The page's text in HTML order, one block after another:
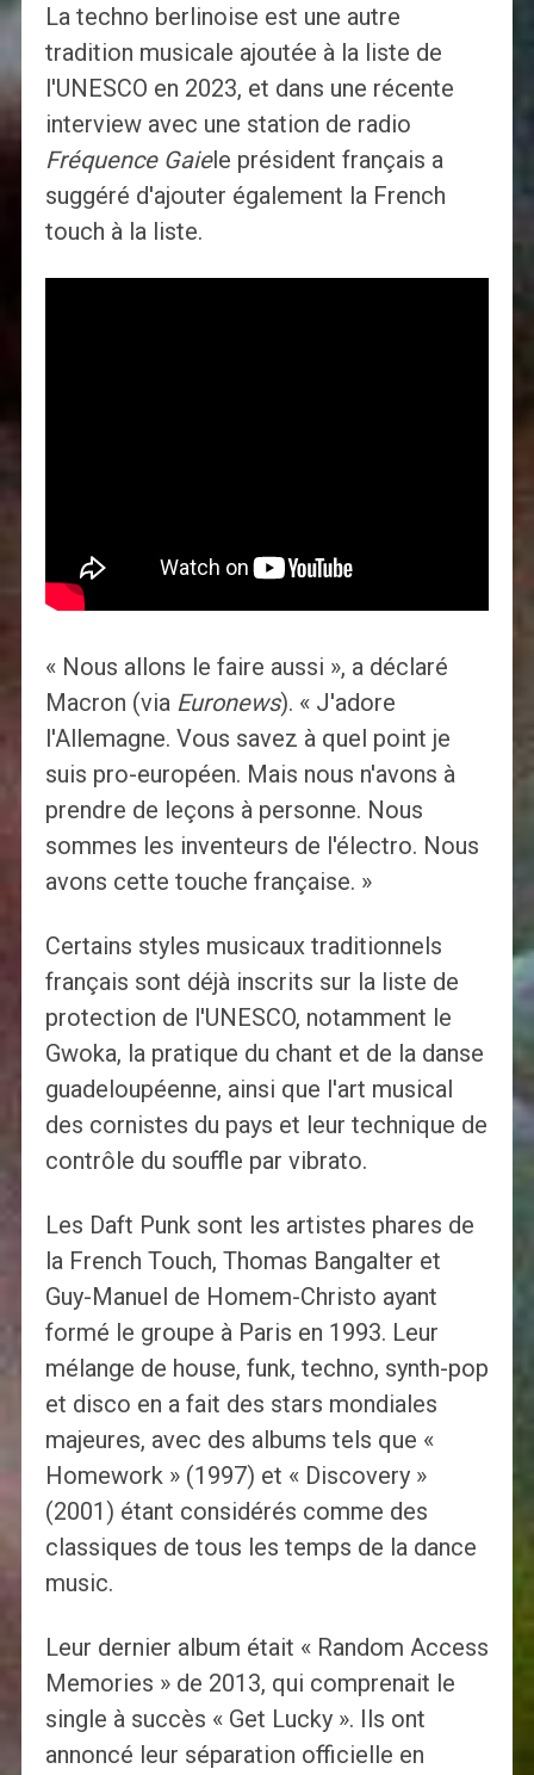
La techno berlinoise est une autre
tradition musicale ajoutée à la liste de
l'UNESCO en 2023, et dans une récente
interview avec une station de radio
Fréquence Gaiele président français a
suggéré d'ajouter également la French
touch à la liste.
« Nous allons le faire aussi », a déclaré
Macron (via Euronews). « J'adore
l'Allemagne. Vous savez à quel point je
suis pro-européen. Mais nous n'avons à
prendre de leçons à personne. Nous
sommes les inventeurs de l'électro. Nous
avons cette touche française. »
Certains styles musicaux traditionnels
français sont déjà inscrits sur la liste de
protection de l'UNESCO, notamment le
Gwoka, la pratique du chant et de la danse
guadeloupéenne, ainsi que l'art musical
des cornistes du pays et leur technique de
contrôle du souffle par vibrato.
Les Daft Punk sont les artistes phares de
la French Touch, Thomas Bangalter et
Guy-Manuel de Homem-Christo ayant
formé le groupe à Paris en 1993. Leur
mélange de house, funk, techno, synth-pop
et disco en a fait des stars mondiales
majeures, avec des albums tels que «
Homework » (1997) et « Discovery »
(2001) étant considérés comme des
classiques de tous les temps de la dance
music.
Leur dernier album était « Random Access
Memories » de 2013, qui comprenait le
single à succès « Get Lucky ». Ils ont
annoncé leur séparation officielle en